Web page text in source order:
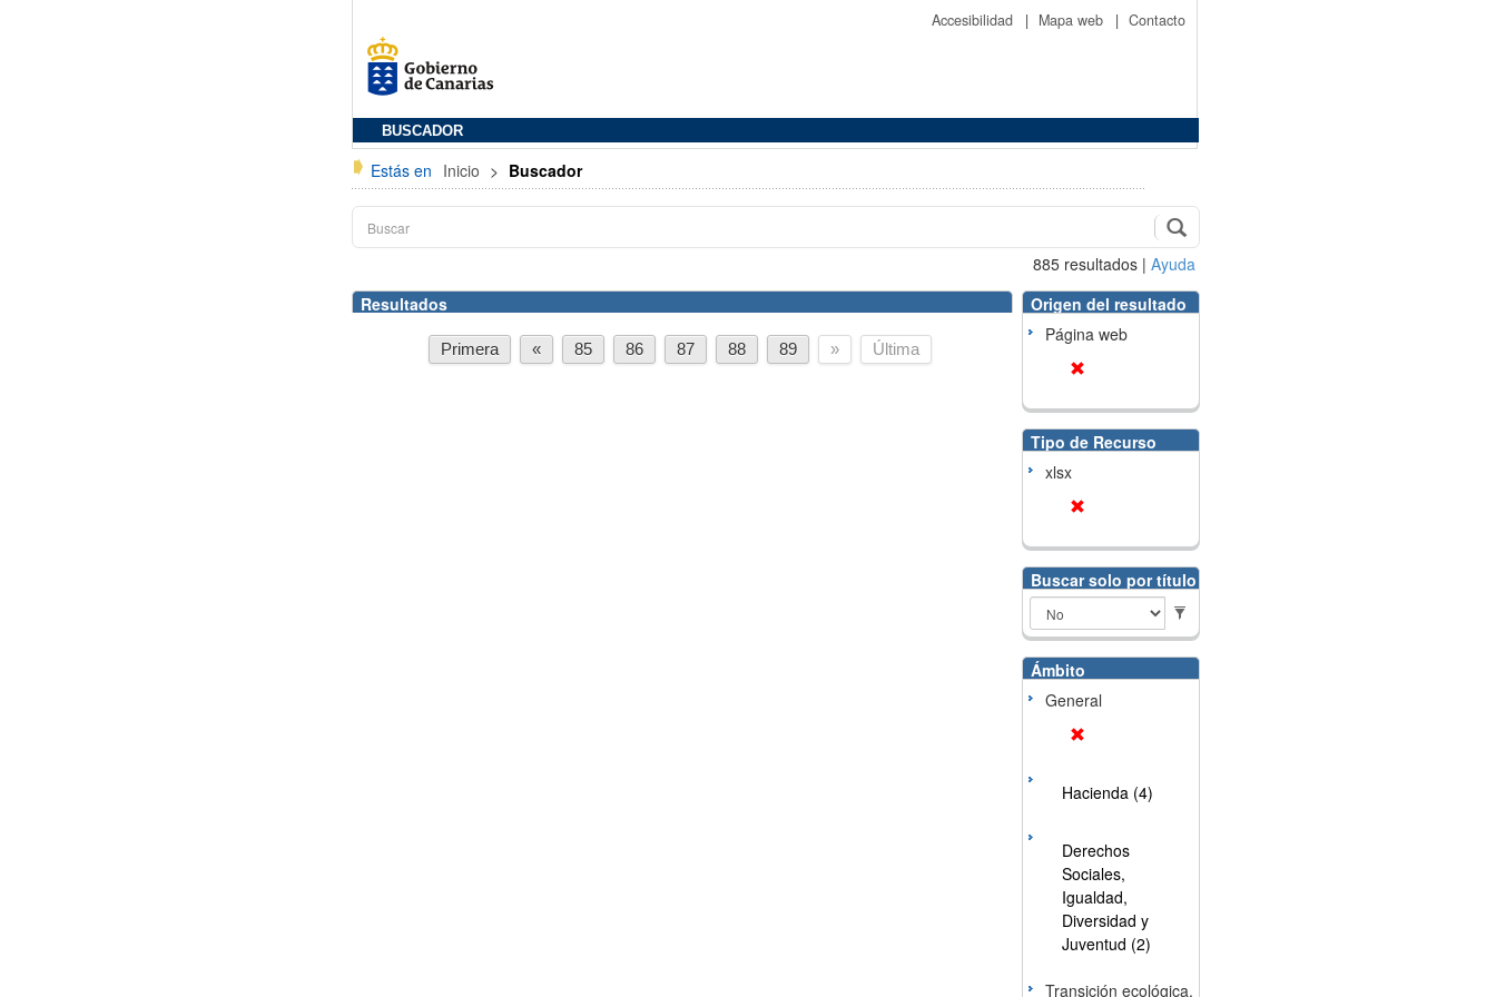
Accesibilidad | Mapa web | Contacto
BUSCADOR
Estás en Inicio > Buscador
885 resultados | Ayuda
Resultados
Primera « 85 86 87 88 89 » Última
Origen del resultado
Página web
Tipo de Recurso
xlsx
Buscar solo por título
Ámbito
General
Hacienda (4)
Derechos
Sociales,
Igualdad,
Diversidad y
Juventud (2)
Transición ecológica,